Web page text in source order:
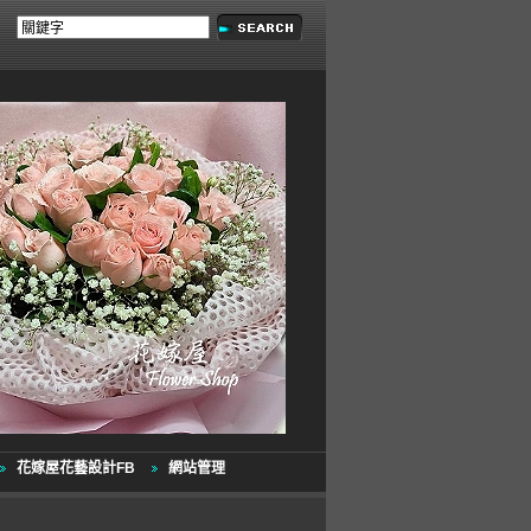
花嫁屋花藝設計FB 網站管理